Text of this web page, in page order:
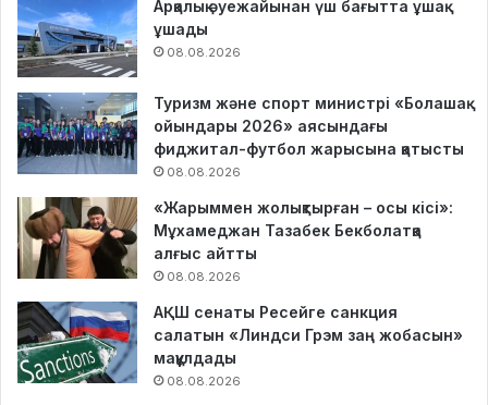
Арқалық әуежайынан үш бағытта ұшақ
ұшады
08.08.2026
Туризм және спорт министрі «Болашақ
ойындары 2026» аясындағы
фиджитал-футбол жарысына қатысты
08.08.2026
«Жарыммен жолықтырған – осы кісі»:
Мұхамеджан Тазабек Бекболатқа
алғыс айтты
08.08.2026
АҚШ сенаты Ресейге санкция
салатын «Линдси Грэм заң жобасын»
мақұлдады
08.08.2026